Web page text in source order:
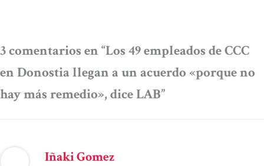
3 comentarios en “Los 49 empleados de CCC
en Donostia llegan a un acuerdo «porque no
hay más remedio», dice LAB”
Iñaki Gomez